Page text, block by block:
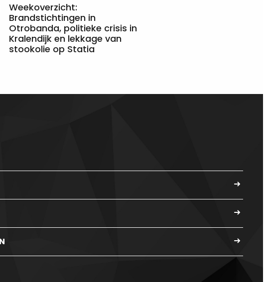
Weekoverzicht:
Brandstichtingen in
Otrobanda, politieke crisis in
Kralendijk en lekkage van
stookolie op Statia